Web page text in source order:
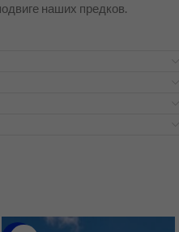
наших предков.